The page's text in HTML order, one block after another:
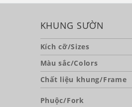
KHUNG SƯỜN
Kích cỡ/Sizes
Màu sắc/Colors
Chất liệu khung/Frame
Phuộc/Fork